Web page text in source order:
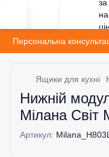
Персональна
Ящики для кухні
Нижній
Мілана Світ
Артикул: